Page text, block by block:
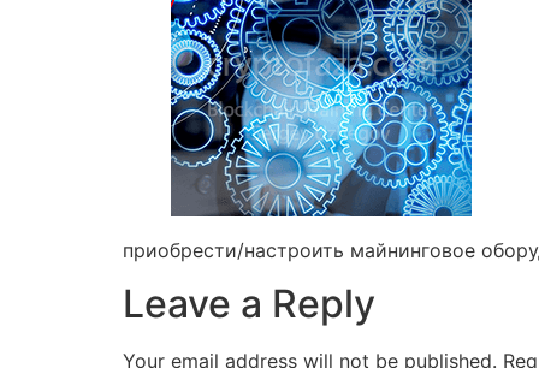
приобрести/настроить майнинговое
Leave a Reply
Your email address will not be published.